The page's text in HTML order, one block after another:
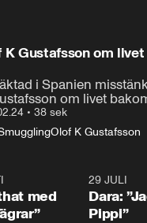
K Gustafsson om
i Spanien
om livet
• 38 sek
Olof K Gustafsson
1:02
med
29 JULI
Dara:
Pippi”